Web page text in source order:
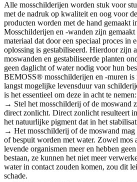
Alle mosschilderijen worden stuk voor
met de nadruk op kwaliteit en oog voor
producten worden met de hand gemaakt
Mosschilderijen en -wanden zijn
materiaal dat door een speciaal proces in
oplossing is gestabiliseerd. Hierdoor zijn
moswanden en gestabiliseerde planten
geen daglicht of water nodig voor hun
BEMOSS® mosschilderijen en -muren is
langst mogelijke levensduur van
is het essentieel om deze in acht te nemen:
→ Stel het mosschilderij of de moswand
direct zonlicht. Direct zonlicht resulteert
het natuurlijke pigment dat in het
→ Het mosschilderij of de moswand mag
of bespuit worden met water. Zowel mos
levende organismen meer en hebben
bestaan, ze kunnen het niet meer
water in contact zouden komen, zou dit
schade.